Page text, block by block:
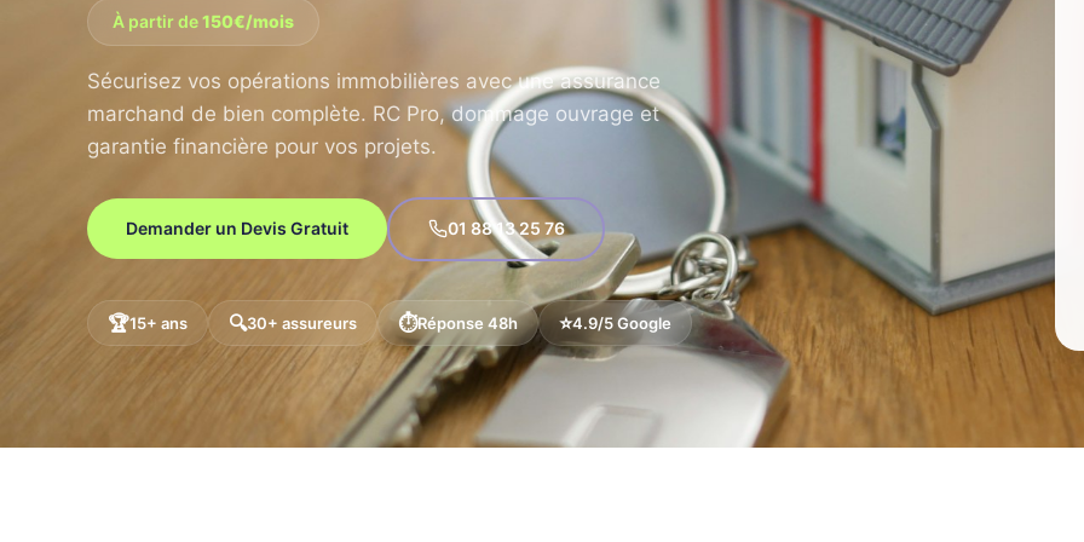
4.9/5 Google
Assurance Bateaux
Plaisance et navigation
À partir de150€/mois
Sécurisez vos opérations immobilières avec une assurance
marchand de bien complète. RC Pro, dommage ouvrage et
garantie financière pour vos projets.
Demander un Devis Gratuit 01 88 13 25 76
🏆15+ ans 🔍30+ assureurs ⏱️Réponse 48h ⭐4.9/5 Google